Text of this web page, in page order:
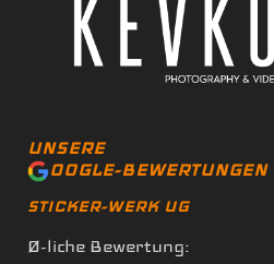
UNSERE
OOGLE-BEWERTUNGEN
STICKER-WERK UG
Ø-liche Bewertung: